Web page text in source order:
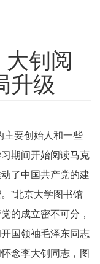
钊阅
升级
主要创始人和一些
期间开始阅读马克
了中国共产党的建
”北京大学图书馆
的成立密不可分，
国领袖毛泽东同志
念李大钊同志，图